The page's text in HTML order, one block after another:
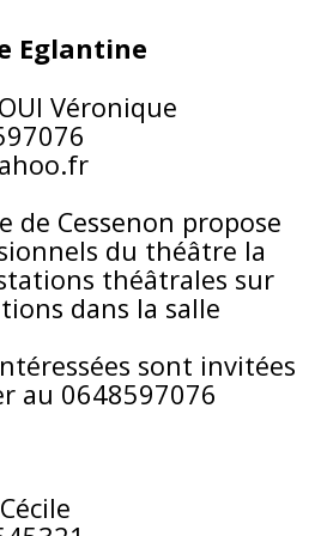
Eglantine
Véronique
de Cessenon propose
du théâtre la
théâtrales sur
dans la salle
sont invitées
au 0648597076